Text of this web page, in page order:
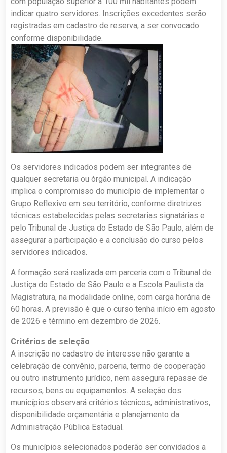
indicar quatro servidores. Inscrições excedentes serão
registradas em cadastro de reserva, a ser convocado
conforme disponibilidade.
Os servidores indicados podem ser integrantes de
qualquer secretaria ou órgão municipal. A indicação
implica o compromisso do município de implementar o
Grupo Reflexivo em seu território, conforme diretrizes
técnicas estabelecidas pelas secretarias signatárias e
pelo Tribunal de Justiça do Estado de São Paulo, além de
assegurar a participação e a conclusão do curso pelos
servidores indicados.
A formação será realizada em parceria com o Tribunal de
Justiça do Estado de São Paulo e a Escola Paulista da
Magistratura, na modalidade online, com carga horária de
60 horas. A previsão é que o curso tenha início em agosto
de 2026 e término em dezembro de 2026.
Critérios de seleção
A inscrição no cadastro de interesse não garante a
celebração de convênio, parceria, termo de cooperação
ou outro instrumento jurídico, nem assegura repasse de
recursos, bens ou equipamentos. A seleção dos
municípios observará critérios técnicos, administrativos,
disponibilidade orçamentária e planejamento da
Administração Pública Estadual.
Os municípios selecionados poderão ser convidados a